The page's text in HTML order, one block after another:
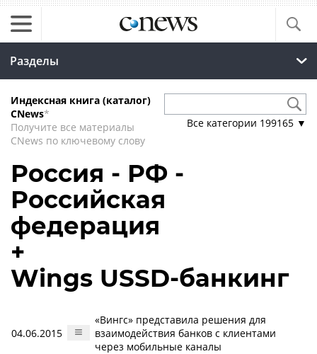
Разделы
Индексная книга (каталог)
CNews*
Получите все материалы
CNews по ключевому слову
Все категории 199165 ▼
Россия - РФ -
Российская
федерация
+
Wings USSD-банкинг
04.06.2015
«Вингс» представила решения для
взаимодействия банков с клиентами
через мобильные каналы